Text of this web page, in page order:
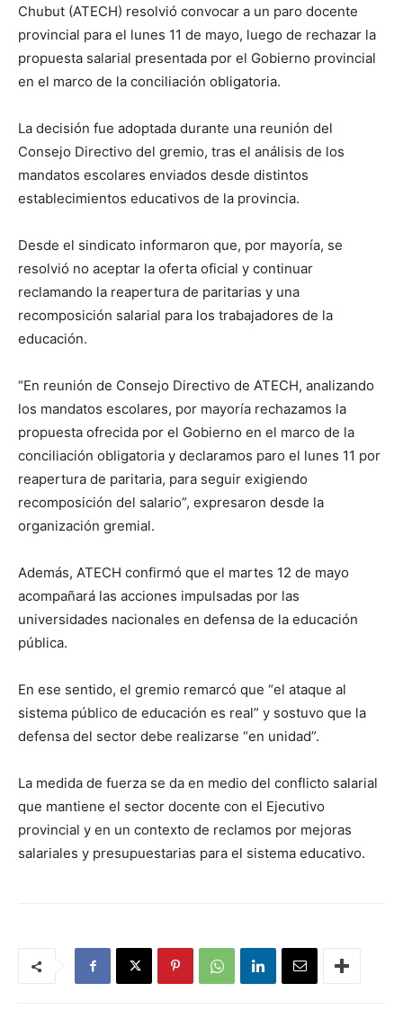
Chubut (ATECH) resolvió convocar a un paro docente
provincial para el lunes 11 de mayo, luego de rechazar la
propuesta salarial presentada por el Gobierno provincial
en el marco de la conciliación obligatoria.
La decisión fue adoptada durante una reunión del
Consejo Directivo del gremio, tras el análisis de los
mandatos escolares enviados desde distintos
establecimientos educativos de la provincia.
Desde el sindicato informaron que, por mayoría, se
resolvió no aceptar la oferta oficial y continuar
reclamando la reapertura de paritarias y una
recomposición salarial para los trabajadores de la
educación.
“En reunión de Consejo Directivo de ATECH, analizando
los mandatos escolares, por mayoría rechazamos la
propuesta ofrecida por el Gobierno en el marco de la
conciliación obligatoria y declaramos paro el lunes 11 por
reapertura de paritaria, para seguir exigiendo
recomposición del salario”, expresaron desde la
organización gremial.
Además, ATECH confirmó que el martes 12 de mayo
acompañará las acciones impulsadas por las
universidades nacionales en defensa de la educación
pública.
En ese sentido, el gremio remarcó que “el ataque al
sistema público de educación es real” y sostuvo que la
defensa del sector debe realizarse “en unidad”.
La medida de fuerza se da en medio del conflicto salarial
que mantiene el sector docente con el Ejecutivo
provincial y en un contexto de reclamos por mejoras
salariales y presupuestarias para el sistema educativo.